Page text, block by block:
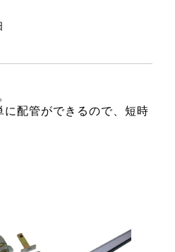
配管ができるので、短時
で、切り回しも楽に行え